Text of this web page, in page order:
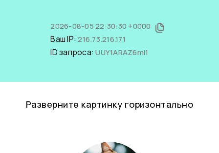
2026-08-05 22:30:30 +0000
Ваш IP:216.73.216.171
ID запроса:UUY1ARAZ6mI1
Разверните картинку горизонтально